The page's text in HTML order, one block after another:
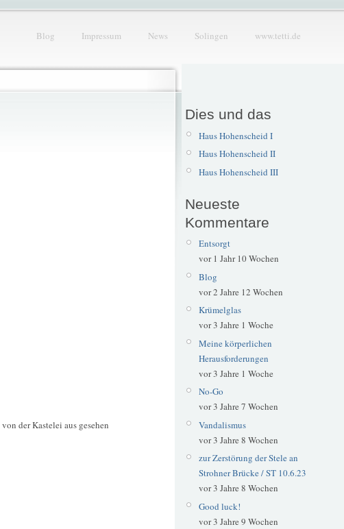
Blog Impressum News Solingen www.tetti.de
von der Kastelei aus gesehen
Dies und das
Haus Hohenscheid I
Haus Hohenscheid II
Haus Hohenscheid III
Neueste
Kommentare
Entsorgt
vor 1 Jahr 10 Wochen
Blog
vor 2 Jahre 12 Wochen
Krümelglas
vor 3 Jahre 1 Woche
Meine körperlichen
Herausforderungen
vor 3 Jahre 1 Woche
No-Go
vor 3 Jahre 7 Wochen
Vandalismus
vor 3 Jahre 8 Wochen
zur Zerstörung der Stele an
Strohner Brücke / ST 10.6.23
vor 3 Jahre 8 Wochen
Good luck!
vor 3 Jahre 9 Wochen